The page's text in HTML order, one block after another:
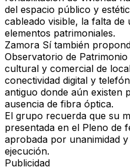
del espacio público y
cableado visible, la falta de
elementos patrimoniales.
Zamora Sítambién
Observatorio de
cultural y comercial de
conectividad digital y
antiguo donde aún existen
ausencia de fibra óptica.
El grupo recuerda que su
presentada en el Pleno de
aprobada por unanimidad y
ejecución.
Publicidad